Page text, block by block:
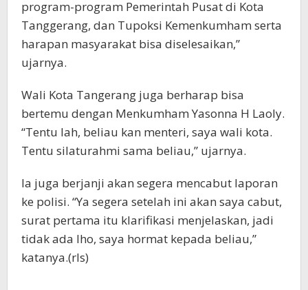
program-program Pemerintah Pusat di Kota
Tanggerang, dan Tupoksi Kemenkumham serta
harapan masyarakat bisa diselesaikan,”
ujarnya.
Wali Kota Tangerang juga berharap bisa
bertemu dengan Menkumham Yasonna H Laoly.
“Tentu lah, beliau kan menteri, saya wali kota.
Tentu silaturahmi sama beliau,” ujarnya.
Ia juga berjanji akan segera mencabut laporan
ke polisi. “Ya segera setelah ini akan saya cabut,
surat pertama itu klarifikasi menjelaskan, jadi
tidak ada lho, saya hormat kepada beliau,”
katanya.(rls)